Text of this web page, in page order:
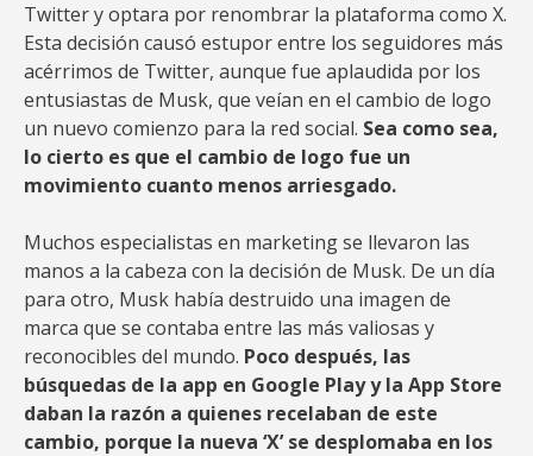
Twitter y optara por renombrar la plataforma como X.
Esta decisión causó estupor entre los seguidores más
acérrimos de Twitter, aunque fue aplaudida por los
entusiastas de Musk, que veían en el cambio de logo
un nuevo comienzo para la red social. Sea como sea,
lo cierto es que el cambio de logo fue un
movimiento cuanto menos arriesgado.
Muchos especialistas en marketing se llevaron las
manos a la cabeza con la decisión de Musk. De un día
para otro, Musk había destruido una imagen de
marca que se contaba entre las más valiosas y
reconocibles del mundo. Poco después, las
búsquedas de la app en Google Play y la App Store
daban la razón a quienes recelaban de este
cambio, porque la nueva ‘X’ se desplomaba en los